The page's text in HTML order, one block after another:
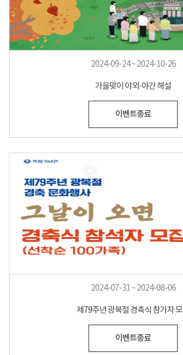
2024-09-24 ~ 2024-10-26
가을맞이 야외·야간 해설
이벤트종료
2024-07-31 ~ 2024-08-06
제79주년 광복절 경축식 참가자
이벤트종료